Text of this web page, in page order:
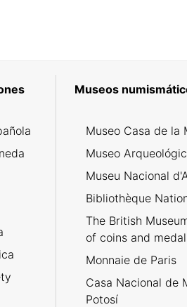
Museos
Museo Casa de la
Museo
Museu Nacional
Bibliothèque
The British
of coins and
Monnaie de Paris
Casa Nacional de
Potosí